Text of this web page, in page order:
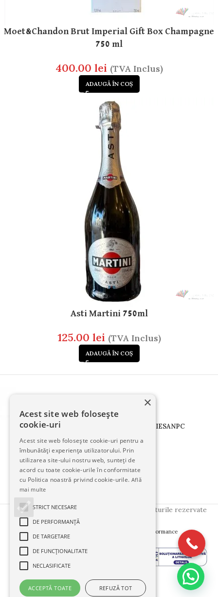
Moet&Chandon Brut Imperial Gift Box Champagne
750 ml
400.00 lei (TVA Inclus)
ADAUGĂ ÎN COȘ
Asti Martini 750ml
125.00 lei (TVA Inclus)
ADAUGĂ ÎN COȘ
TERMENI COOKIESANPC
Urmăriți-ne pe:
Copyright © 2025FloralStudio . Toate drepturile rezervate
- Innovation Performance
×
Acest site web folosește
cookie-uri
Acest site web folosește cookie-uri pentru a
îmbunătăți experiența utilizatorului. Prin
utilizarea site-ului nostru web, sunteți de
acord cu toate cookie-urile în conformitate
cu Politica noastră privind cookie-urile. Află
mai multe
STRICT NECESARE
DE PERFORMANȚĂ
DE TARGETARE
DE FUNCŢIONALITATE
NECLASIFICATE
ACCEPTĂ TOATE REFUZĂ TOT